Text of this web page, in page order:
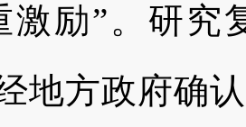
激励”。研究
地方政府确